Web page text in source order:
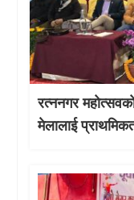
रत्ननगर
मेलालाई